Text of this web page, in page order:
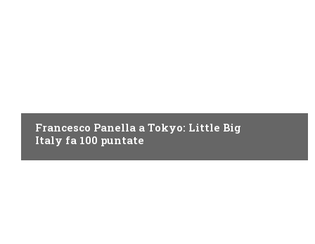
Francesco Panella a Tokyo: Little Big
Italy fa 100 puntate